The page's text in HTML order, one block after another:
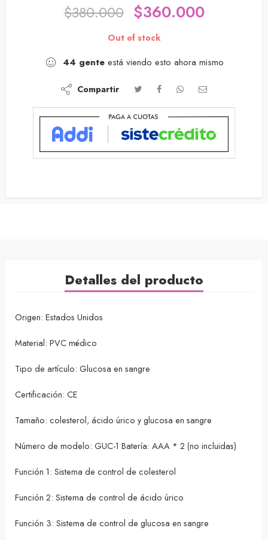
$380.000 $360.000
Out of stock
44 genteestá viendo esto ahora mismo
Compartir
Detalles del producto
Origen: Estados Unidos
Material: PVC médico
Tipo de artículo: Glucosa en sangre
Certificación: CE
Tamaño: colesterol, ácido úrico y glucosa en sangre
Número de modelo: GUC-1 Batería: AAA * 2 (no incluidas)
Función 1: Sistema de control de colesterol
Función 2: Sistema de control de ácido úrico
Función 3: Sistema de control de glucosa en sangre